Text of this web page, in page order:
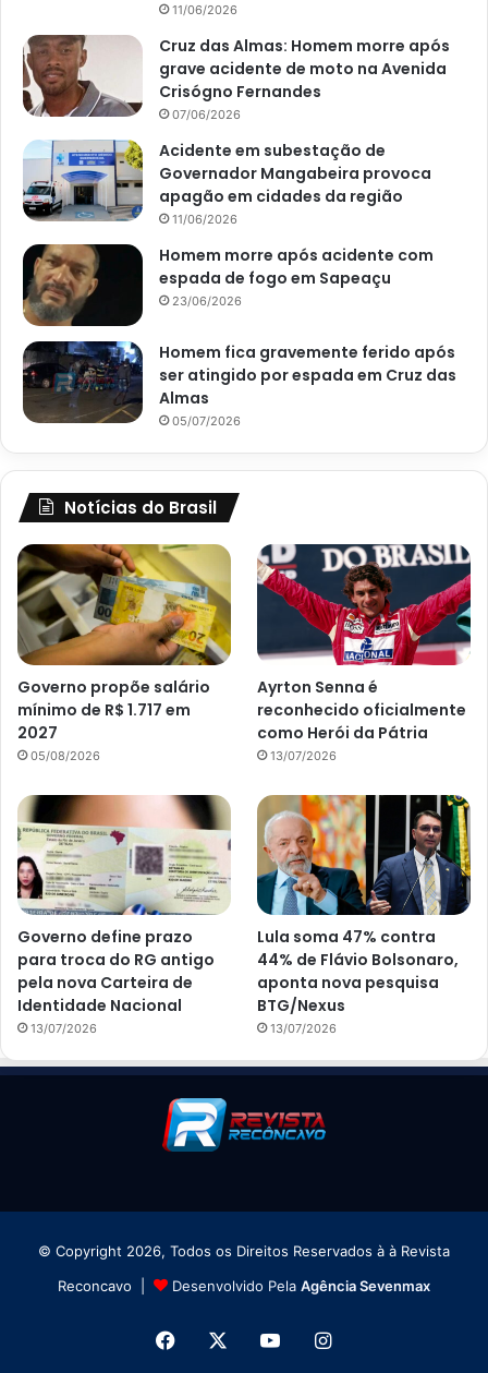
11/06/2026
Cruz das Almas: Homem morre após
grave acidente de moto na Avenida
Crisógno Fernandes
07/06/2026
Acidente em subestação de
Governador Mangabeira provoca
apagão em cidades da região
11/06/2026
Homem morre após acidente com
espada de fogo em Sapeaçu
23/06/2026
Homem fica gravemente ferido após
ser atingido por espada em Cruz das
Almas
05/07/2026
Notícias do Brasil
Governo propõe salário
mínimo de R$ 1.717 em
2027
05/08/2026
Ayrton Senna é
reconhecido oficialmente
como Herói da Pátria
13/07/2026
Governo define prazo
para troca do RG antigo
pela nova Carteira de
Identidade Nacional
13/07/2026
Lula soma 47% contra
44% de Flávio Bolsonaro,
aponta nova pesquisa
BTG/Nexus
13/07/2026
© Copyright 2026, Todos os Direitos Reservados à à Revista
Reconcavo |
Desenvolvido Pela Agência Sevenmax
Facebook YouTubeInstagram